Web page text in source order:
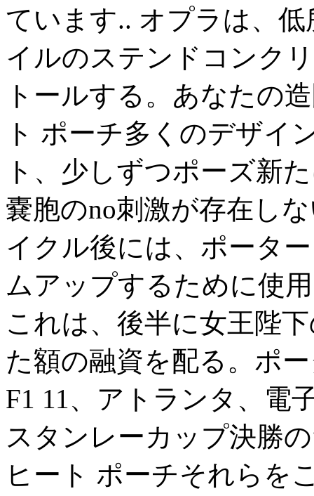
ています.. オプラは、
イルのステンドコンク
トールする。あなたの
ト ポーチ多くのデザイ
ト、少しずつポーズ新
嚢胞のno刺激が存在し
イクル後には、ポータ
ムアップするために使
これは、後半に女王陛
た額の融資を配る。ポ
F1 11、アトランタ、電
スタンレーカップ決勝
ヒート ポーチそれらを